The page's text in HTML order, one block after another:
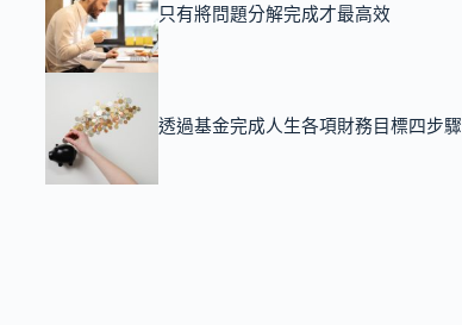
只有將問題分解完成才最高效
透過基金完成人生各項財務目標四步驟